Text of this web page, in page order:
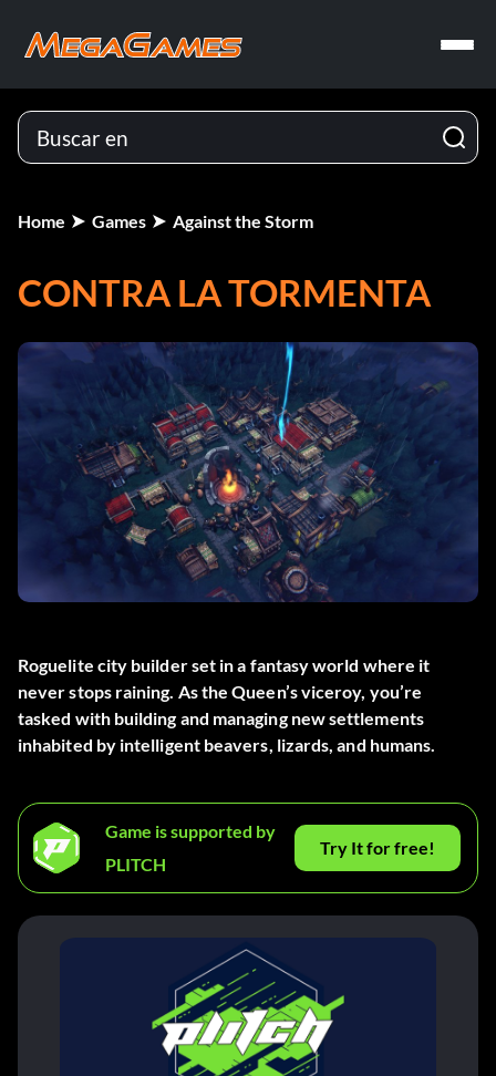
Home Games Against the Storm
CONTRA LA TORMENTA
Roguelite city builder set in a fantasy world where it
never stops raining. As the Queen’s viceroy, you’re
tasked with building and managing new settlements
inhabited by intelligent beavers, lizards, and humans.
Game is supported by
PLITCH
Try It for free!